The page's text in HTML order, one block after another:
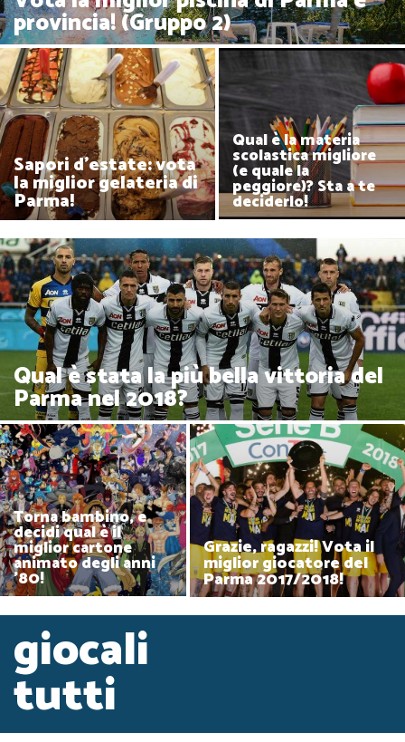
provincia! (Gruppo 2)
Sapori d'estate: vota
la miglior gelateria di
Parma!
Qual è la materia
scolastica migliore
(e quale la
peggiore)? Sta a te
deciderlo!
Qual è stata la più bella vittoria del
Parma nel 2018?
Torna bambino, e
decidi qual è il
miglior cartone
animato degli anni
'80!
Grazie, ragazzi! Vota il
miglior giocatore del
Parma 2017/2018!
giocali
tutti